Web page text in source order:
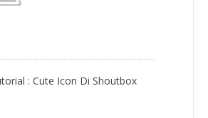
: Cute Icon Di Shoutbox